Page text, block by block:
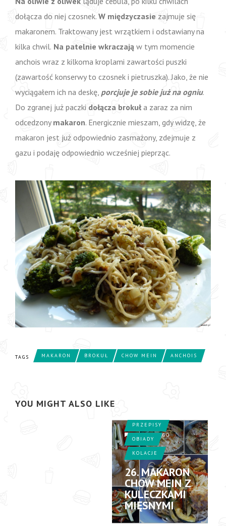
dołącza do niej czosnek. W międzyczasie zajmuje się
makaronem. Traktowany jest wrzątkiem i odstawiany na
kilka chwil. Na patelnie wkraczają w tym momencie
anchois wraz z kilkoma kroplami zawartości puszki
(zawartość konserwy to czosnek i pietruszka). Jako, że nie
wyciągałem ich na deskę, porcjuje je sobie już na ogniu.
Do zgranej już paczki dołącza brokuł a zaraz za nim
odcedzony makaron. Energicznie mieszam, gdy widzę, że
makaron jest już odpowiednio zasmażony, zdejmuje z
gazu i podaję odpowiednio wcześniej pieprząc.
TAGS MAKARON BROKUŁ CHOW MEIN ANCHOIS
YOU MIGHT ALSO LIKE
OBIADY
ŚMIETANOWYM
15 LAT AGO
PRZEPISY
OBIADY
KOLACJE
26. MAKARON
CHOW MEIN Z
KULECZKAMI
MIĘSNYMI